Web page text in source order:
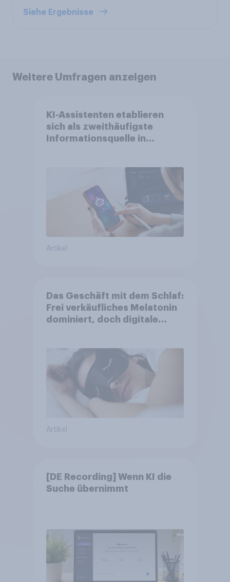
Siehe Ergebnisse
Weitere Umfragen anzeigen
KI-Assistenten etablieren
sich als zweithäufigste
Informationsquelle in
Artikel
Das Geschäft mit dem Schlaf:
Frei verkäufliches Melatonin
dominiert, doch digitale
Artikel
[DE Recording] Wenn KI die
Suche übernimmt